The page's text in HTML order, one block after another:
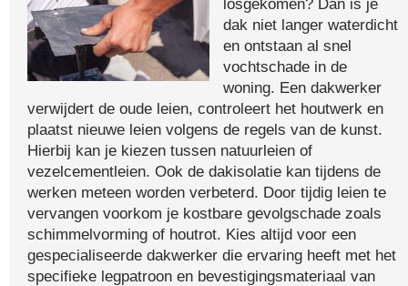
losgekomen? Dan is je
dak niet langer waterdicht
en ontstaan al snel
vochtschade in de
woning. Een dakwerker
verwijdert de oude leien, controleert het houtwerk en
plaatst nieuwe leien volgens de regels van de kunst.
Hierbij kan je kiezen tussen natuurleien of
vezelcementleien. Ook de dakisolatie kan tijdens de
werken meteen worden verbeterd. Door tijdig leien te
vervangen voorkom je kostbare gevolgschade zoals
schimmelvorming of houtrot. Kies altijd voor een
gespecialiseerde dakwerker die ervaring heeft met het
specifieke legpatroon en bevestigingsmateriaal van